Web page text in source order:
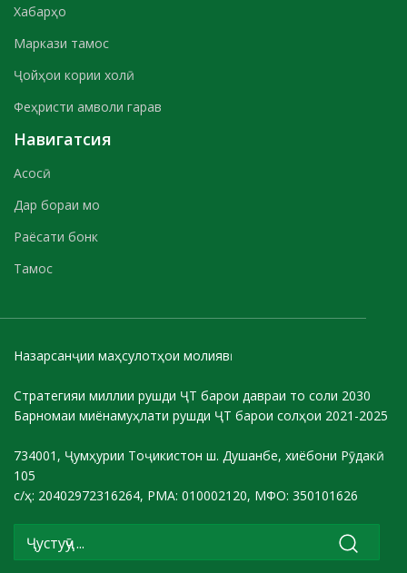
Хабарҳо
Маркази тамос
Ҷойҳои кории холӣ
Феҳристи амволи гарав
Навигатсия
Асосӣ
Дар бораи мо
Раёсати бонк
Тамос
Назарсанҷии маҳсулотҳои молиявӣ
Стратегияи миллии рушди ҶТ барои давраи то соли 2030
Барномаи миёнамуҳлати рушди ҶТ барои солҳои 2021-2025
734001, Ҷумҳурии Тоҷикистон ш. Душанбе, хиёбони Рӯдакӣ
105
с/ҳ: 20402972316264, РМА: 010002120, МФО: 350101626